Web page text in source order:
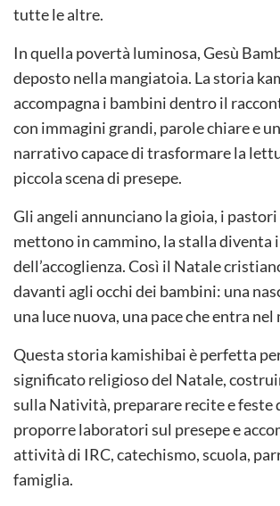
tutte le altre.
In quella povertà luminosa, Gesù
deposto nella mangiatoia. La storia
accompagna i bambini dentro il
con immagini grandi, parole chiare e
narrativo capace di trasformare la
piccola scena di presepe.
Gli angeli annunciano la gioia, i pastori
mettono in cammino, la stalla diventa
dell’accoglienza. Così il Natale
davanti agli occhi dei bambini: una
una luce nuova, una pace che entra nel
Questa storia kamishibai è perfetta
significato religioso del Natale,
sulla Natività, preparare recite e feste
proporre laboratori sul presepe e
attività di IRC, catechismo, scuola,
famiglia.